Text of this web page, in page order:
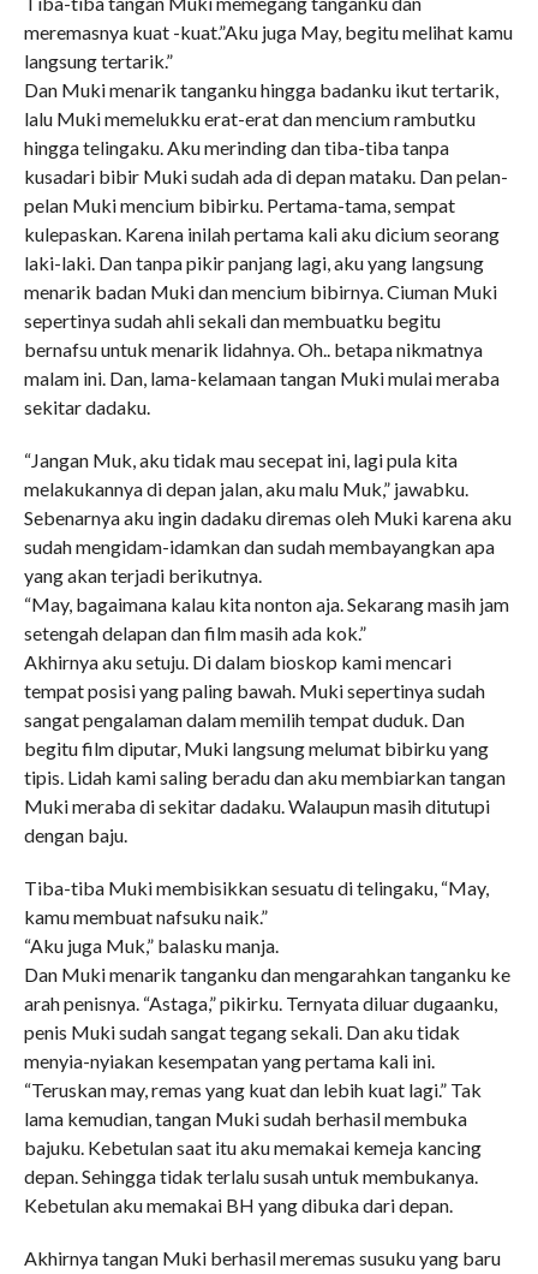
meremasnya kuat -kuat.”Aku juga May, begitu melihat kamu
langsung tertarik.”
Dan Muki menarik tanganku hingga badanku ikut tertarik,
lalu Muki memelukku erat-erat dan mencium rambutku
hingga telingaku. Aku merinding dan tiba-tiba tanpa
kusadari bibir Muki sudah ada di depan mataku. Dan pelan-
pelan Muki mencium bibirku. Pertama-tama, sempat
kulepaskan. Karena inilah pertama kali aku dicium seorang
laki-laki. Dan tanpa pikir panjang lagi, aku yang langsung
menarik badan Muki dan mencium bibirnya. Ciuman Muki
sepertinya sudah ahli sekali dan membuatku begitu
bernafsu untuk menarik lidahnya. Oh.. betapa nikmatnya
malam ini. Dan, lama-kelamaan tangan Muki mulai meraba
sekitar dadaku.
“Jangan Muk, aku tidak mau secepat ini, lagi pula kita
melakukannya di depan jalan, aku malu Muk,” jawabku.
Sebenarnya aku ingin dadaku diremas oleh Muki karena aku
sudah mengidam-idamkan dan sudah membayangkan apa
yang akan terjadi berikutnya.
“May, bagaimana kalau kita nonton aja. Sekarang masih jam
setengah delapan dan film masih ada kok.”
Akhirnya aku setuju. Di dalam bioskop kami mencari
tempat posisi yang paling bawah. Muki sepertinya sudah
sangat pengalaman dalam memilih tempat duduk. Dan
begitu film diputar, Muki langsung melumat bibirku yang
tipis. Lidah kami saling beradu dan aku membiarkan tangan
Muki meraba di sekitar dadaku. Walaupun masih ditutupi
dengan baju.
Tiba-tiba Muki membisikkan sesuatu di telingaku, “May,
kamu membuat nafsuku naik.”
“Aku juga Muk,” balasku manja.
Dan Muki menarik tanganku dan mengarahkan tanganku ke
arah penisnya. “Astaga,” pikirku. Ternyata diluar dugaanku,
penis Muki sudah sangat tegang sekali. Dan aku tidak
menyia-nyiakan kesempatan yang pertama kali ini.
“Teruskan may, remas yang kuat dan lebih kuat lagi.” Tak
lama kemudian, tangan Muki sudah berhasil membuka
bajuku. Kebetulan saat itu aku memakai kemeja kancing
depan. Sehingga tidak terlalu susah untuk membukanya.
Kebetulan aku memakai BH yang dibuka dari depan.
Akhirnya tangan Muki berhasil meremas susuku yang baru